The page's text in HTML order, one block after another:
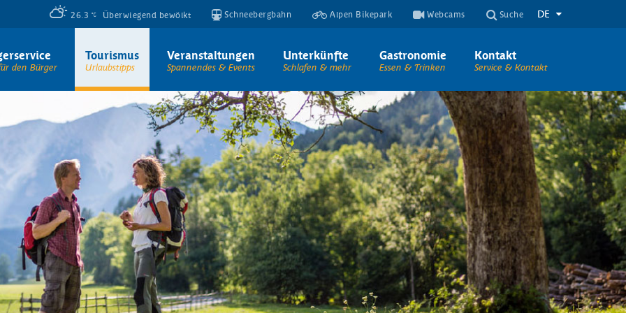
DE
26.3 Überwiegend bewölkt Schneebergbahn Alpen Bikepark Webcams Suche
Tourismus Veranstaltungen Unterkünfte Gastronomie Kontakt